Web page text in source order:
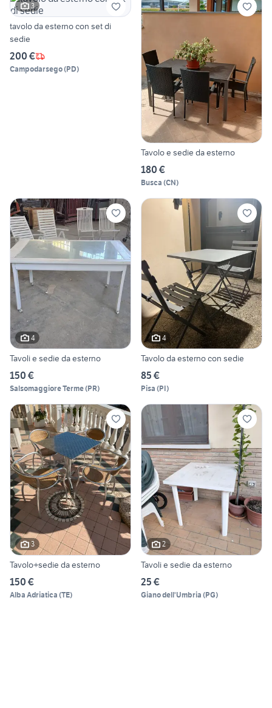
3
tavolo da esterno con set di
sedie
200 €
Campodarsego(PD)
Tavolo e sedie da esterno
180 €
Busca (CN)
4
Tavoli e sedie da esterno
150 €
Salsomaggiore Terme(PR)
4
Tavolo da esterno con sedie
85 €
Pisa (PI)
3
Tavolo+sedie da esterno
150 €
Alba Adriatica (TE)
2
Tavoli e sedie da esterno
25 €
Giano dell'Umbria (PG)